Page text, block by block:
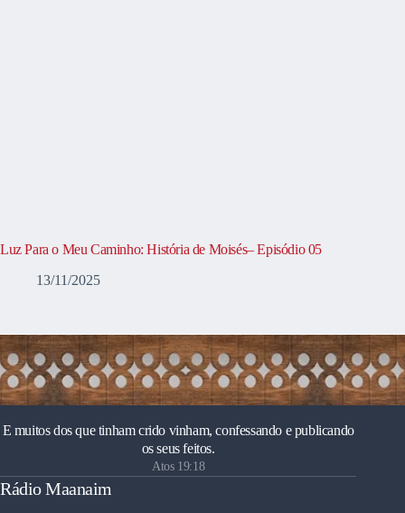
Luz Para o Meu Caminho: História de Moisés– Episódio 05
13/11/2025
E muitos dos que tinham crido vinham, confessando e publicando
os seus feitos.
Atos 19:18
Rádio Maanaim